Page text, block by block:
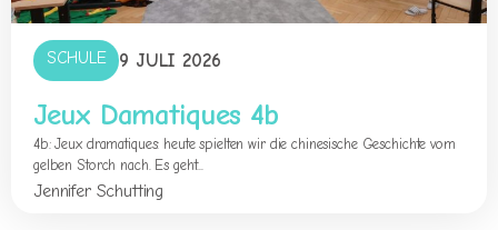
SCHULE 9 JULI 2026
Jeux Damatiques 4b
4b: Jeux dramatiques: heute spielten wir die chinesische Geschichte vom
gelben Storch nach. Es geht...
Jennifer Schutting